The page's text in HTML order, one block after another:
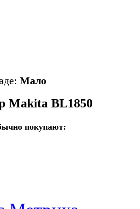
Мало
Makita BL1850
покупают: